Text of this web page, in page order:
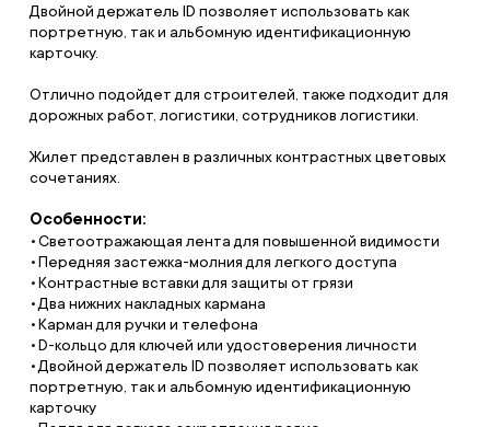
Двойной держатель ID позволяет использовать как
портретную, так и альбомную идентификационную
карточку.
Отлично подойдет для строителей, также подходит для
дорожных работ, логистики, сотрудников логистики.
Жилет представлен в различных контрастных цветовых
сочетаниях.
Особенности:
Светоотражающая лента для повышенной видимости
Передняя застежка-молния для легкого доступа
Контрастные вставки для защиты от грязи
Два нижних накладных кармана
Карман для ручки и телефона
D-кольцо для ключей или удостоверения личности
Двойной держатель ID позволяет использовать как
портретную, так и альбомную идентификационную
карточку